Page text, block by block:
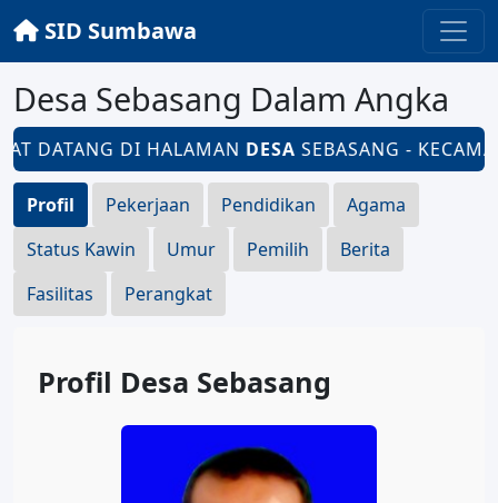
SID Sumbawa
Desa Sebasang Dalam Angka
DATANG DI HALAMANDESASEBASANG -
Profil Pekerjaan Pendidikan
Agama
Status Kawin
Umur Pemilih
Berita
Fasilitas
Perangkat
Profil Desa Sebasang